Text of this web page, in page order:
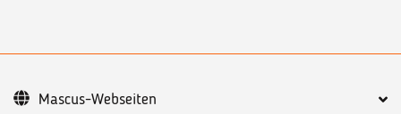
Mascus-Webseiten